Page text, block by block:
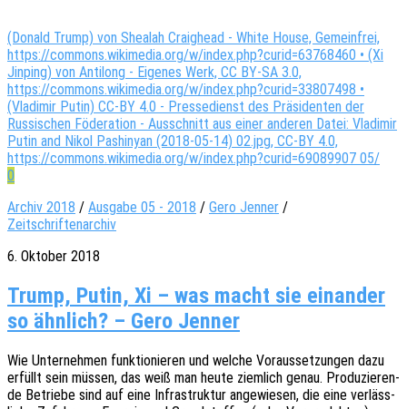
(Donald Trump) von Shealah Craighead - White House, Gemeinfrei,
https://commons.wikimedia.org/w/index.php?curid=63768460 • (Xi
Jinping) von Antilong - Eigenes Werk, CC BY-SA 3.0,
https://commons.wikimedia.org/w/index.php?curid=33807498 •
(Vladimir Putin) CC-BY 4.0 - Pressedienst des Präsidenten der
Russischen Föderation - Ausschnitt aus einer anderen Datei: Vladimir
Putin and Nikol Pashinyan (2018-05-14) 02.jpg, CC-BY 4.0,
https://commons.wikimedia.org/w/index.php?curid=69089907 05/
0
Archiv 2018 / Ausgabe 05 - 2018 / Gero Jenner /
Zeitschriftenarchiv
6. Oktober 2018
Trump, Putin, Xi – was macht sie einander
so ähnlich? – Gero Jenner
Wie Unter­neh­men funk­tio­nie­ren und welche Voraus­set­zun­gen dazu
erfüllt sein müssen, das weiß man heute ziem­lich genau. Produ­zie­ren­
de Betrie­be sind auf eine Infra­struk­tur ange­wie­sen, die eine verläss­